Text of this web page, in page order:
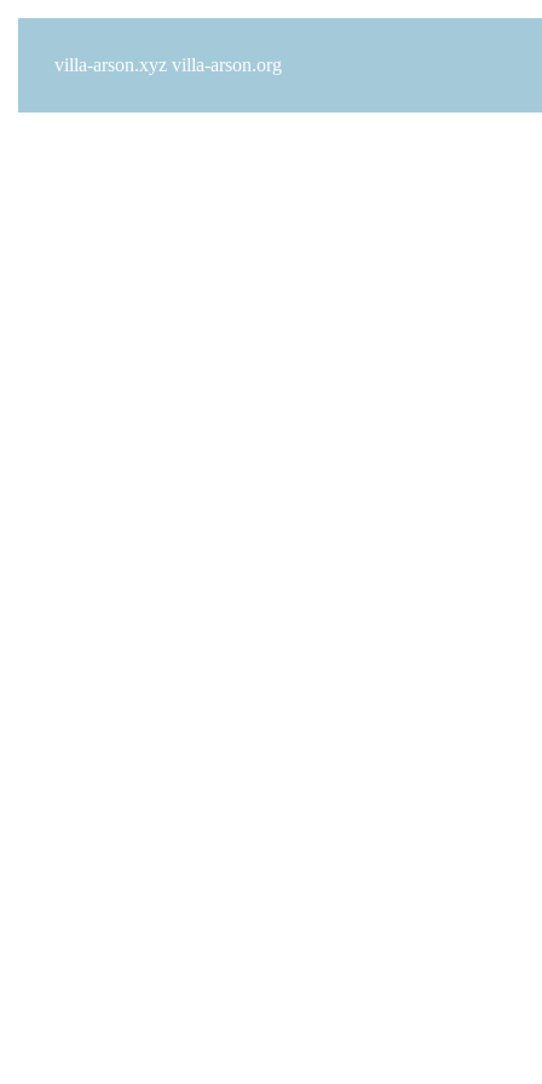
villa-arson.xyz villa-arson.org